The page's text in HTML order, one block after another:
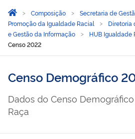
Você está aqui:
Página Inicial
Composição
Secretaria de
Promoção da Igualdade Racial
Diretoria
e Gestão da Informação
HUB Igualdade
Censo 2022
Censo Demográfico
Dados do Censo
Raça